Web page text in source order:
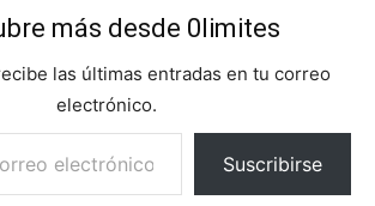
más desde 0limites
las últimas entradas en tu correo
electrónico.
Suscribirse